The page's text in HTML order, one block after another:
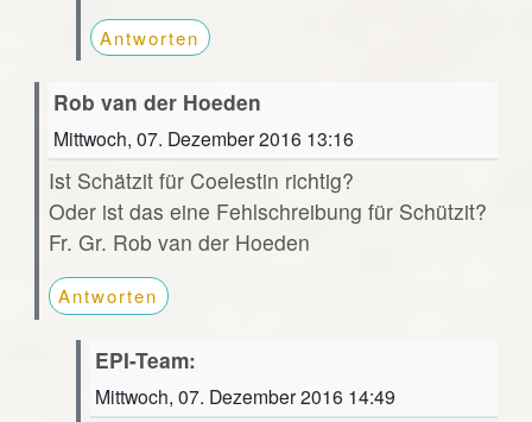
Antworten
Rob van der Hoeden
Mittwoch, 07. Dezember 2016 13:16
Ist Schätzit für Coelestin richtig?
Oder ist das eine Fehlschreibung für Schützit?
Fr. Gr. Rob van der Hoeden
Antworten
EPI-Team:
Mittwoch, 07. Dezember 2016 14:49